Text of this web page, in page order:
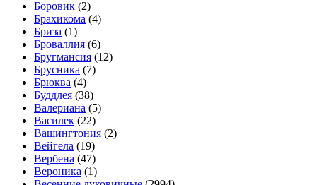
Боровик (2)
Брахикома (4)
Бриза (1)
Броваллия (6)
Бругмансия (12)
Брусника (7)
Брюква (4)
Буддлея (38)
Валериана (5)
Василек (22)
Вашингтония (2)
Вейгела (19)
Вербена (47)
Вероника (1)